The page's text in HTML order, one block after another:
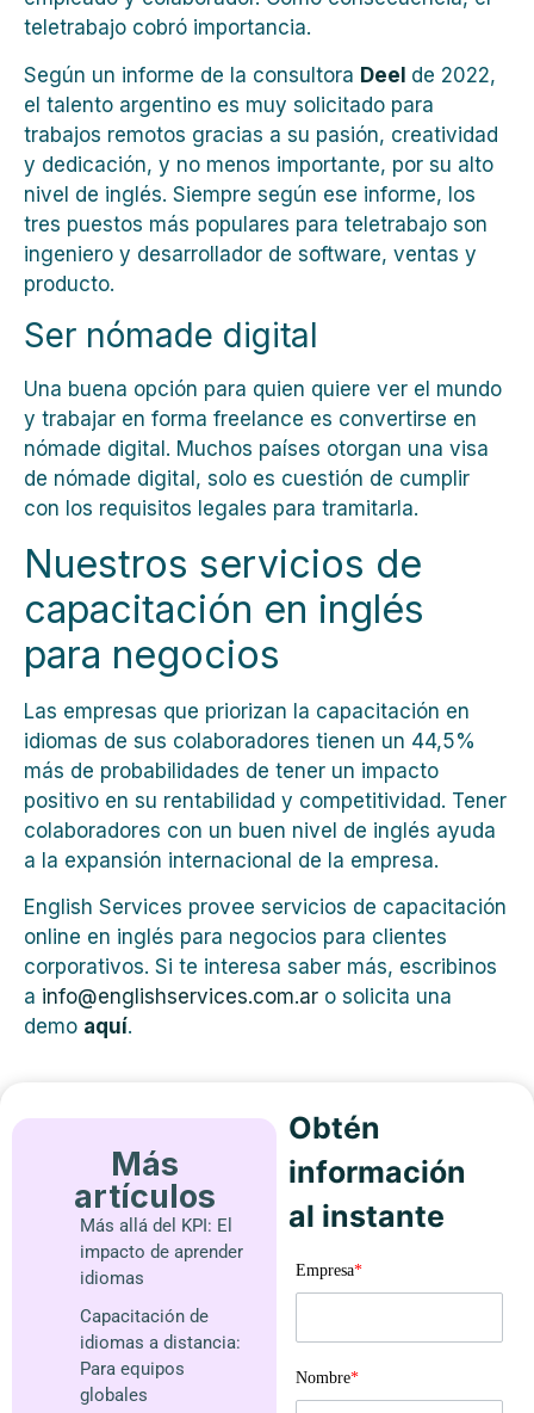
teletrabajo cobró importancia.
Según un informe de la consultora Deel de 2022,
el talento argentino es muy solicitado para
trabajos remotos gracias a su pasión, creatividad
y dedicación, y no menos importante, por su alto
nivel de inglés. Siempre según ese informe, los
tres puestos más populares para teletrabajo son
ingeniero y desarrollador de software, ventas y
producto.
Ser nómade digital
Una buena opción para quien quiere ver el mundo
y trabajar en forma freelance es convertirse en
nómade digital. Muchos países otorgan una visa
de nómade digital, solo es cuestión de cumplir
con los requisitos legales para tramitarla.
Nuestros servicios de
capacitación en inglés
para negocios
Las empresas que priorizan la capacitación en
idiomas de sus colaboradores tienen un 44,5%
más de probabilidades de tener un impacto
positivo en su rentabilidad y competitividad. Tener
colaboradores con un buen nivel de inglés ayuda
a la expansión internacional de la empresa.
English Services provee servicios de capacitación
online en inglés para negocios para clientes
corporativos. Si te interesa saber más, escribinos
a info@englishservices.com.ar o solicita una
demo aquí.
Más
artículos
Más allá del KPI: El
impacto de aprender
idiomas
Capacitación de
idiomas a distancia:
Para equipos
globales
Obtén
información
al instante
Empresa*
Nombre*